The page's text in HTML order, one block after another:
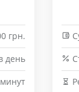
грн.
день